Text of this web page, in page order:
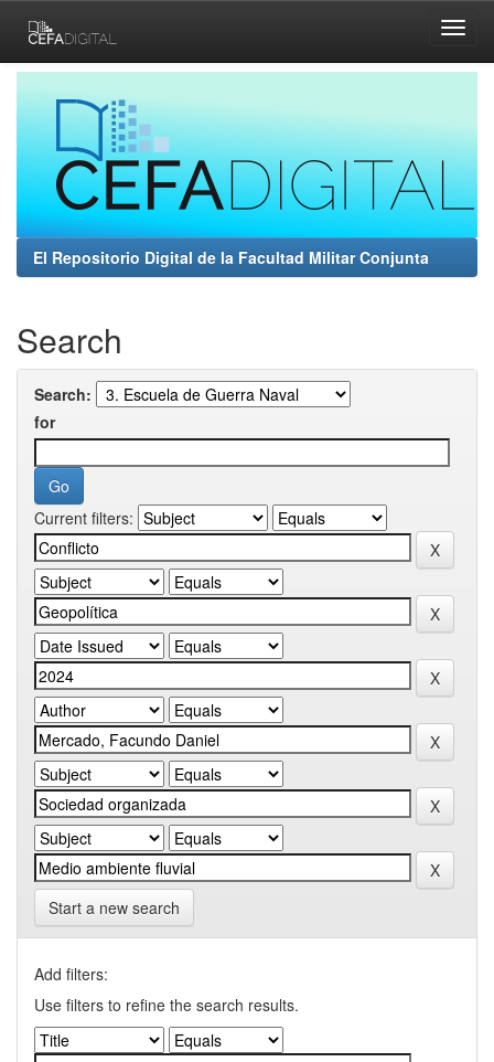
navigation
El Repositorio Digital de la Facultad Militar Conjunta
Search
Search:
for
Current filters:
Start a new search
Add filters:
Use filters to refine the search results.